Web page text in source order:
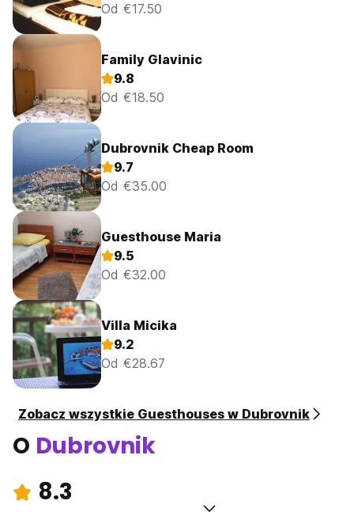
Od €17.50
Family Glavinic
9.8
Od €18.50
Dubrovnik Cheap Room
9.7
Od €35.00
Guesthouse Maria
9.5
Od €32.00
Villa Micika
9.2
Od €28.67
Zobacz wszystkie Guesthouses w Dubrovnik
O Dubrovnik
8.3